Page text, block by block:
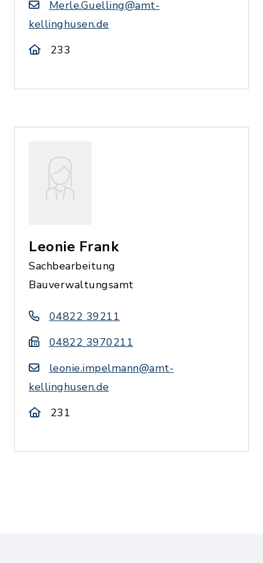
Merle.Guelling@amt-
kellinghusen.de
233
Leonie Frank
Sachbearbeitung
Bauverwaltungsamt
04822 39211
04822 3970211
leonie.impelmann@amt-
kellinghusen.de
231